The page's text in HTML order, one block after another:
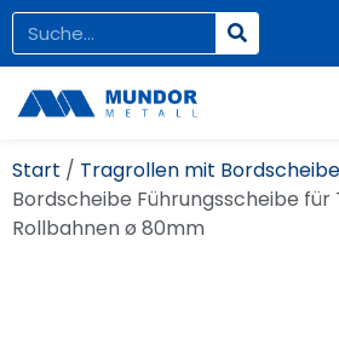
Start / Tragrollen mit
Bordscheibe Führungsscheibe
Rollbahnen ø 80mm